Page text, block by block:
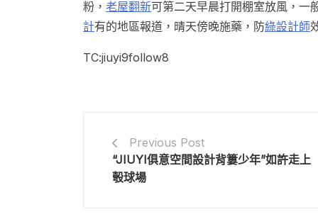
粉， 老屋翻新可第二天早晨打開棚室放風，一
計有的地區報道，晴天傍晚施藥，防綠設計師
TC:jiuyi9follow8
Previous Post
“JIUYI俱意空間設計背簍少年”如許走上
彀球場